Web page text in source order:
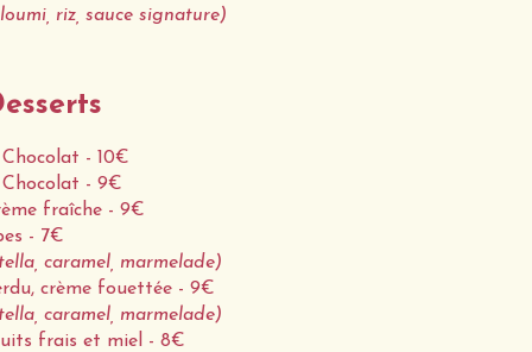
riz, sauce signature)
- 10€
- 9€
fraîche - 9€
- 7€
caramel, marmelade)
crème fouettée - 9€
caramel, marmelade)
frais et miel - 8€